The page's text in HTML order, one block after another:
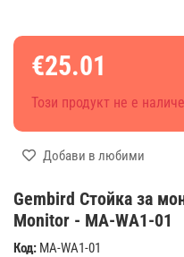
Gembird Стойка за
Monitor - MA-WA1-01
Код: MA-WA1-01
€25.01
Този продукт не е
Добави в любими